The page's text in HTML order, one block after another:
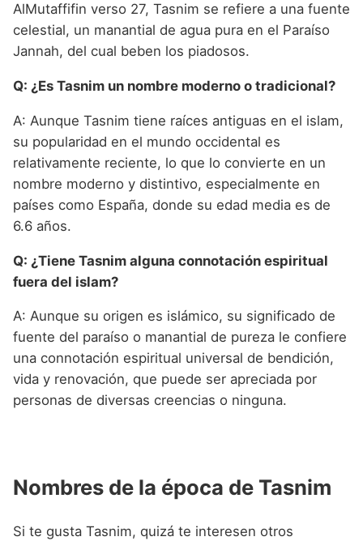
AlMutaffifin verso 27, Tasnim se refiere a una fuente
celestial, un manantial de agua pura en el Paraíso
Jannah, del cual beben los piadosos.
Q: ¿Es Tasnim un nombre moderno o tradicional?
A: Aunque Tasnim tiene raíces antiguas en el islam,
su popularidad en el mundo occidental es
relativamente reciente, lo que lo convierte en un
nombre moderno y distintivo, especialmente en
países como España, donde su edad media es de
6.6 años.
Q: ¿Tiene Tasnim alguna connotación espiritual
fuera del islam?
A: Aunque su origen es islámico, su significado de
fuente del paraíso o manantial de pureza le confiere
una connotación espiritual universal de bendición,
vida y renovación, que puede ser apreciada por
personas de diversas creencias o ninguna.
Nombres de la época de Tasnim
Si te gusta Tasnim, quizá te interesen otros